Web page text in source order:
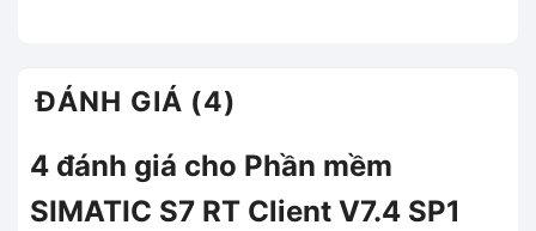
ĐÁNH GIÁ (4)
4 đánh giá cho Phần mềm
SIMATIC S7 RT Client V7.4 SP1